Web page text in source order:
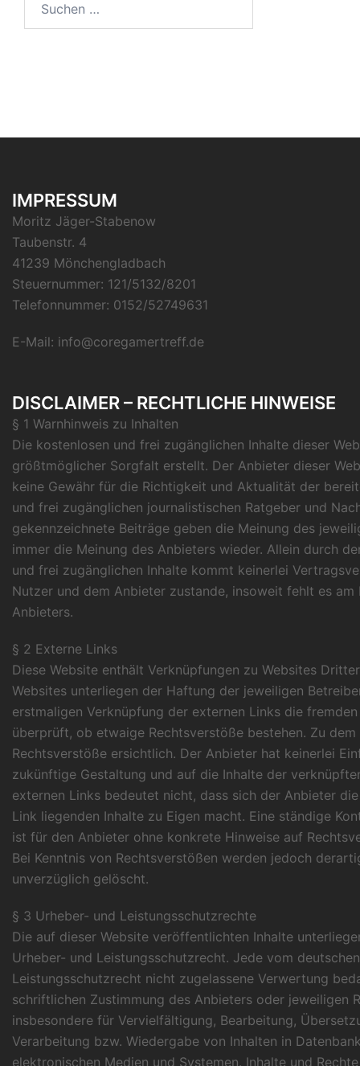
IMPRESSUM
Moritz Jäger-Stabenow
Taubenstr. 4
41239 Mönchengladbach
Steuernummer: 121/5132/8201
Telefonnummer: 0152/52749631
E-Mail: info@coregamertreff.de
DISCLAIMER – RECHTLICHE HINWEISE
§ 1 Warnhinweis zu Inhalten
Die kostenlosen und frei zugänglichen Inhalte dieser
größtmöglicher Sorgfalt erstellt. Der Anbieter dieser
keine Gewähr für die Richtigkeit und Aktualität der
und frei zugänglichen journalistischen Ratgeber und
gekennzeichnete Beiträge geben die Meinung des
immer die Meinung des Anbieters wieder. Allein durch
und frei zugänglichen Inhalte kommt keinerlei
Nutzer und dem Anbieter zustande, insoweit fehlt es am
Anbieters.
§ 2 Externe Links
Diese Website enthält Verknüpfungen zu Websites
Websites unterliegen der Haftung der jeweiligen
erstmaligen Verknüpfung der externen Links die
überprüft, ob etwaige Rechtsverstöße bestehen. Zu
Rechtsverstöße ersichtlich. Der Anbieter hat keinerlei
zukünftige Gestaltung und auf die Inhalte der
externen Links bedeutet nicht, dass sich der Anbieter
Link liegenden Inhalte zu Eigen macht. Eine ständige
ist für den Anbieter ohne konkrete Hinweise auf
Bei Kenntnis von Rechtsverstößen werden jedoch
unverzüglich gelöscht.
§ 3 Urheber- und Leistungsschutzrechte
Die auf dieser Website veröffentlichten Inhalte
Urheber- und Leistungsschutzrecht. Jede vom
Leistungsschutzrecht nicht zugelassene Verwertung
schriftlichen Zustimmung des Anbieters oder jeweiligen
insbesondere für Vervielfältigung, Bearbeitung,
Verarbeitung bzw. Wiedergabe von Inhalten in
elektronischen Medien und Systemen. Inhalte und